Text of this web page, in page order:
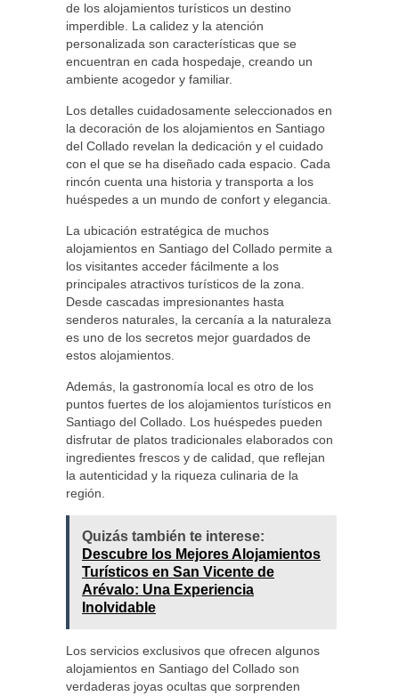
de los alojamientos turísticos un destino
imperdible. La calidez y la atención
personalizada son características que se
encuentran en cada hospedaje, creando un
ambiente acogedor y familiar.
Los detalles cuidadosamente seleccionados en
la decoración de los alojamientos en Santiago
del Collado revelan la dedicación y el cuidado
con el que se ha diseñado cada espacio. Cada
rincón cuenta una historia y transporta a los
huéspedes a un mundo de confort y elegancia.
La ubicación estratégica de muchos
alojamientos en Santiago del Collado permite a
los visitantes acceder fácilmente a los
principales atractivos turísticos de la zona.
Desde cascadas impresionantes hasta
senderos naturales, la cercanía a la naturaleza
es uno de los secretos mejor guardados de
estos alojamientos.
Además, la gastronomía local es otro de los
puntos fuertes de los alojamientos turísticos en
Santiago del Collado. Los huéspedes pueden
disfrutar de platos tradicionales elaborados con
ingredientes frescos y de calidad, que reflejan
la autenticidad y la riqueza culinaria de la
región.
Quizás también te interese:
Descubre los Mejores Alojamientos
Turísticos en San Vicente de
Arévalo: Una Experiencia
Inolvidable
Los servicios exclusivos que ofrecen algunos
alojamientos en Santiago del Collado son
verdaderas joyas ocultas que sorprenden